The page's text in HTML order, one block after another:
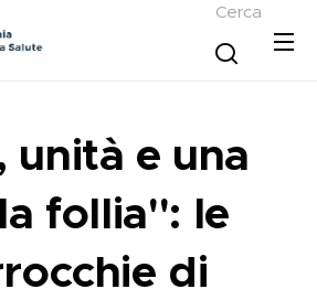
Cerca
unità e una
follia": le
di